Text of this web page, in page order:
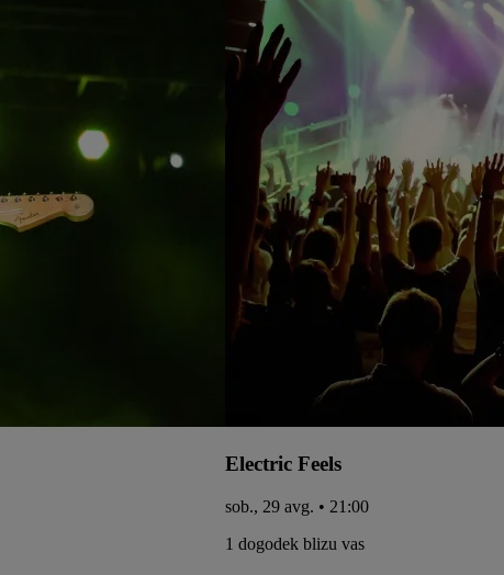
Electric Feels
sob., 29 avg. • 21:00
1 dogodek blizu vas